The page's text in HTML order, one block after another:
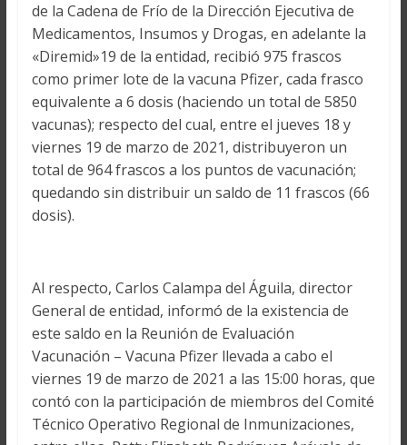
de la Cadena de Frío de la Dirección Ejecutiva de
Medicamentos, Insumos y Drogas, en adelante la
«Diremid»19 de la entidad, recibió 975 frascos
como primer lote de la vacuna Pfizer, cada frasco
equivalente a 6 dosis (haciendo un total de 5850
vacunas); respecto del cual, entre el jueves 18 y
viernes 19 de marzo de 2021, distribuyeron un
total de 964 frascos a los puntos de vacunación;
quedando sin distribuir un saldo de 11 frascos (66
dosis).
Al respecto, Carlos Calampa del Águila, director
General de entidad, informó de la existencia de
este saldo en la Reunión de Evaluación
Vacunación – Vacuna Pfizer llevada a cabo el
viernes 19 de marzo de 2021 a las 15:00 horas, que
contó con la participación de miembros del Comité
Técnico Operativo Regional de Inmunizaciones,